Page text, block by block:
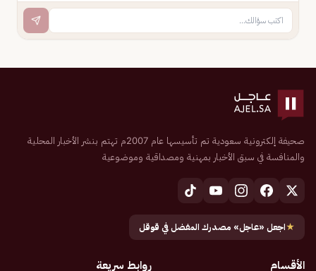
صحيفة إلكترونية سعودية تم تأسيسها عام 2007م تهتم بنشر الأخبار المحلية
والمنافسة في سبق الأخبار بمهنية ومصداقية وموضوعية
★اجعل «عاجل» مصدرك المفضل في قوقل
الأقسام روابط سريعة